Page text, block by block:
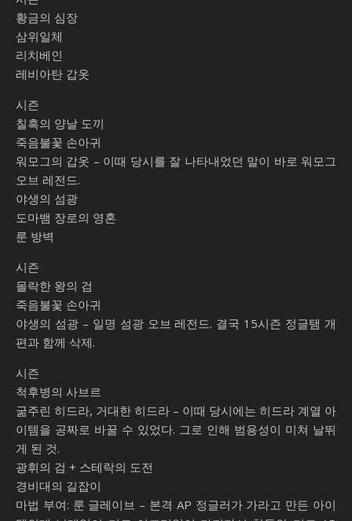
황금의 심장
삼위일체
리치베인
레비아탄 갑옷
시즌
칠흑의 양날 도끼
죽음불꽃 손아귀
워모그의 갑옷 – 이때 당시를 잘 나타내었던 말이 바로 워모그
오브 레전드.
야생의 섬광
도마뱀 장로의 영혼
룬 방벽
시즌
몰락한 왕의 검
죽음불꽃 손아귀
야생의 섬광 – 일명 섬광 오브 레전드. 결국 15시즌 정글탬 개
편과 함께 삭제.
시즌
척후병의 사브르
굶주린 히드라, 거대한 히드라 – 이때 당시에는 히드라 계열 아
이템을 공짜로 바꿀 수 있었다. 그로 인해 범용성이 미쳐 날뛰
게 된 것.
광휘의 검 + 스테락의 도전
경비대의 길잡이
마법 부여: 룬 글레이브 – 본격 AP 정글러가 가라고 만든 아이